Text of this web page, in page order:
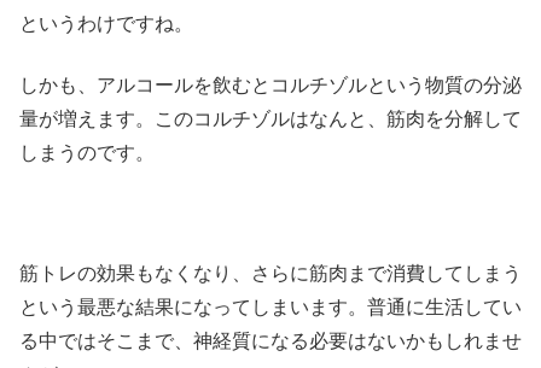
というわけですね。
しかも、アルコールを飲むとコルチゾルという物質の分泌
量が増えます。このコルチゾルはなんと、筋肉を分解して
しまうのです。
筋トレの効果もなくなり、さらに筋肉まで消費してしまう
という最悪な結果になってしまいます。普通に生活してい
る中ではそこまで、神経質になる必要はないかもしれませ